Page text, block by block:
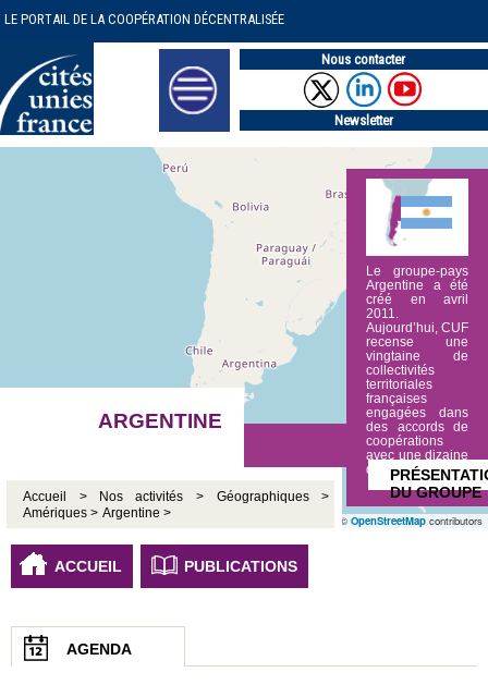
LE PORTAIL DE LA COOPÉRATION DÉCENTRALISÉE
Nous contacter
Newsletter
ARGENTINE
Accueil > Nos activités >
Géographiques >
Amériques > Argentine >
Le groupe-pays
Argentine a été
créé en avril
2011.
Aujourd’hui, CUF
recense une
vingtaine de
collectivités
territoriales
françaises
engagées dans
des accords de
coopérations
avec une dizaine
de (…)
DU GROUPE
© OpenStreetMap contributors
ACCUEIL PUBLICATIONS
AGENDA